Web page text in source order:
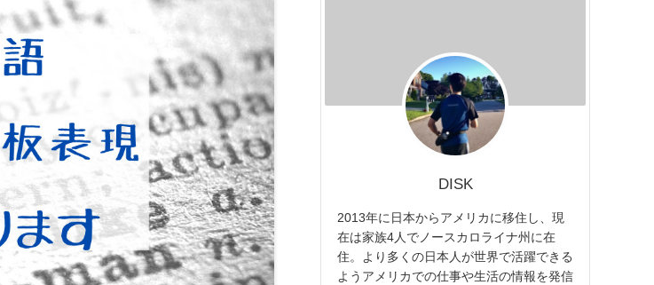
DISK
2013年に日本からアメリカに移住し、現
在は家族4人でノースカロライナ州に在
住。より多くの日本人が世界で活躍できる
ようアメリカでの仕事や生活の情報を発信